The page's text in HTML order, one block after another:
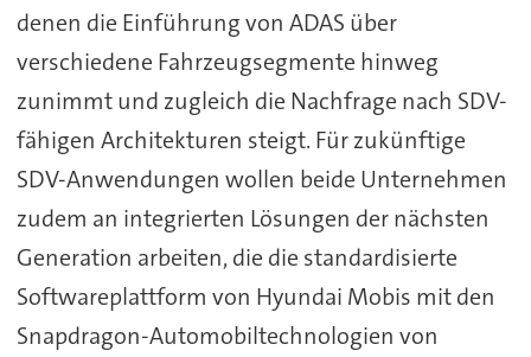
denen die Einführung von ADAS über
verschiedene Fahrzeugsegmente hinweg
zunimmt und zugleich die Nachfrage nach SDV-
fähigen Architekturen steigt. Für zukünftige
SDV-Anwendungen wollen beide Unternehmen
zudem an integrierten Lösungen der nächsten
Generation arbeiten, die die standardisierte
Softwareplattform von Hyundai Mobis mit den
Snapdragon-Automobiltechnologien von